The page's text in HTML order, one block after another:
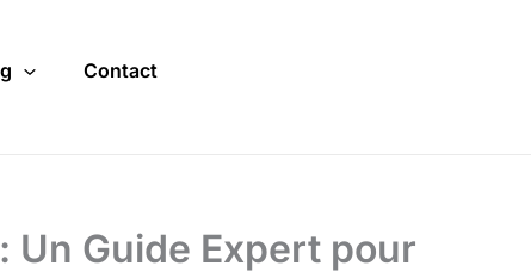
Contact
Un Guide Expert pour